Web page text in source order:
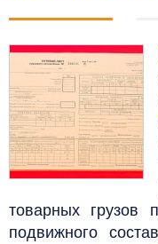
товарных грузов
подвижного